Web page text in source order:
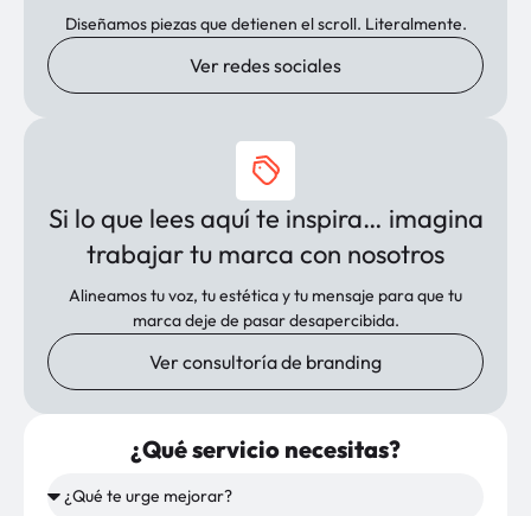
Diseñamos piezas que detienen el scroll. Literalmente.
Ver redes sociales
Si lo que lees aquí te inspira… imagina
trabajar tu marca con nosotros
Alineamos tu voz, tu estética y tu mensaje para que tu
marca deje de pasar desapercibida.
Ver consultoría de branding
¿Qué servicio necesitas?